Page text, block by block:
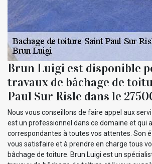
Brun Luigi est disponible
travaux de bâchage de
Paul Sur Risle dans le
Nous vous conseillons de faire appel aux
est un professionnel dans ce domaine et qui
correspondantes à toutes vos attentes. Son
vous satisfaire et à prendre en charge tous
bâchage de toiture. Brun Luigi est un